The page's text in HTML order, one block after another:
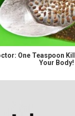
One Teaspoon
Your Body!